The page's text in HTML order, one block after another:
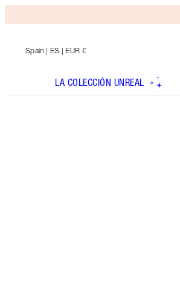
Spain | ES | EUR €
LA COLECCIÓN UNREAL